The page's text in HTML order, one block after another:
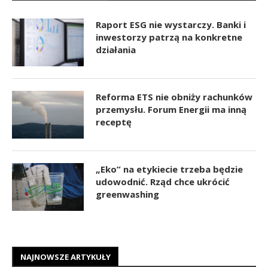
Raport ESG nie wystarczy. Banki i
inwestorzy patrzą na konkretne
działania
Reforma ETS nie obniży rachunków
przemysłu. Forum Energii ma inną
receptę
„Eko” na etykiecie trzeba będzie
udowodnić. Rząd chce ukrócić
greenwashing
NAJNOWSZE ARTYKUŁY